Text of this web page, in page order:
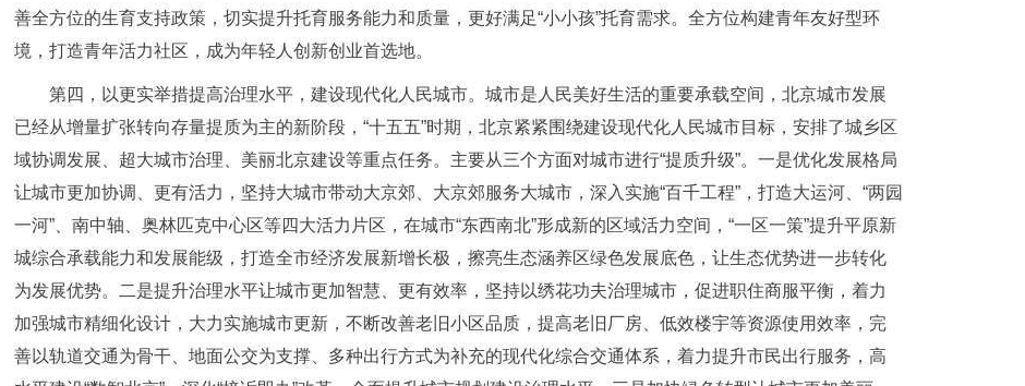
善全方位的生育支持政策，切实提升托育服务能力和质量，更好满足“小小孩”托育需求。全方位构建青年友好型环
境，打造青年活力社区，成为年轻人创新创业首选地。
第四，以更实举措提高治理水平，建设现代化人民城市。城市是人民美好生活的重要承载空间，北京城市发展
已经从增量扩张转向存量提质为主的新阶段，“十五五”时期，北京紧紧围绕建设现代化人民城市目标，安排了城乡区
域协调发展、超大城市治理、美丽北京建设等重点任务。主要从三个方面对城市进行“提质升级”。一是优化发展格局
让城市更加协调、更有活力，坚持大城市带动大京郊、大京郊服务大城市，深入实施“百千工程”，打造大运河、“两园
一河”、南中轴、奥林匹克中心区等四大活力片区，在城市“东西南北”形成新的区域活力空间，“一区一策”提升平原新
城综合承载能力和发展能级，打造全市经济发展新增长极，擦亮生态涵养区绿色发展底色，让生态优势进一步转化
为发展优势。二是提升治理水平让城市更加智慧、更有效率，坚持以绣花功夫治理城市，促进职住商服平衡，着力
加强城市精细化设计，大力实施城市更新，不断改善老旧小区品质，提高老旧厂房、低效楼宇等资源使用效率，完
善以轨道交通为骨干、地面公交为支撑、多种出行方式为补充的现代化综合交通体系，着力提升市民出行服务，高